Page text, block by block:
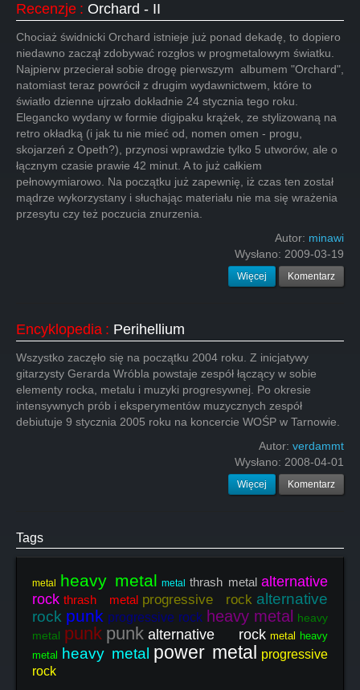
Recenzje : Orchard - II
Chociaż świdnicki Orchard istnieje już ponad dekadę, to dopiero
niedawno zaczął zdobywać rozgłos w progmetalowym światku.
Najpierw przecierał sobie drogę pierwszym albumem "Orchard",
natomiast teraz powrócił z drugim wydawnictwem, które to
światło dzienne ujrzało dokładnie 24 stycznia tego roku.
Elegancko wydany w formie digipaku krążek, ze stylizowaną na
retro okładką (i jak tu nie mieć od, nomen omen - progu,
skojarzeń z Opeth?), przynosi wprawdzie tylko 5 utworów, ale o
łącznym czasie prawie 42 minut. A to już całkiem
pełnowymiarowo. Na początku już zapewnię, iż czas ten został
mądrze wykorzystany i słuchając materiału nie ma się wrażenia
przesytu czy też poczucia znurzenia.
Autor: minawi
Wysłano: 2009-03-19
Więcej Komentarz
Encyklopedia : Perihellium
Wszystko zaczęło się na początku 2004 roku. Z inicjatywy
gitarzysty Gerarda Wróbla powstaje zespół łączący w sobie
elementy rocka, metalu i muzyki progresywnej. Po okresie
intensywnych prób i eksperymentów muzycznych zespół
debiutuje 9 stycznia 2005 roku na koncercie WOŚP w Tarnowie.
Autor: verdammt
Wysłano: 2008-04-01
Więcej Komentarz
Tags
metal heavy metal metal thrash metal alternative
rock thrash metal progressive rock alternative
rock punk progressive rock heavy metal
heavy
metal punk punk alternative rock metal heavy
metal
heavy metal power metal progressive
rock